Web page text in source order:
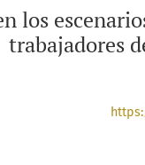
los
trabajadores